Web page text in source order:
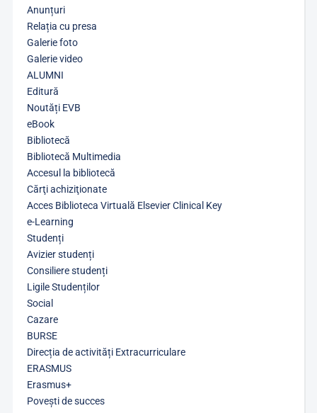
Anunțuri
Relația cu presa
Galerie foto
Galerie video
ALUMNI
Editură
Noutăți EVB
eBook
Bibliotecă
Bibliotecă Multimedia
Accesul la bibliotecă
Cărţi achiziţionate
Acces Biblioteca Virtuală Elsevier Clinical Key
e-Learning
Studenți
Avizier studenți
Consiliere studenți
Ligile Studenților
Social
Cazare
BURSE
Direcția de activități Extracurriculare
ERASMUS
Erasmus+
Povești de succes